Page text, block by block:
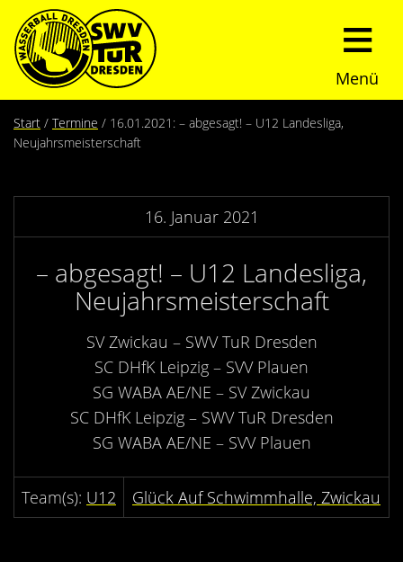
Menü
Start
Über uns
Trainingszeiten
Sommerturnier
Presseberichte
Fotos
Videos
Bekleidung
Termine
News
Nachwuchs
Fundraising
Kontakt
Start Termine
16.01.2021: – abgesagt! – U12 Landesliga,
Neujahrsmeisterschaft
16. Januar 2021
– abgesagt! – U12 Landesliga,
Neujahrsmeisterschaft
SV Zwickau – SWV TuR Dresden
SC DHfK Leipzig – SVV Plauen
SG WABA AE/NE – SV Zwickau
SC DHfK Leipzig – SWV TuR Dresden
SG WABA AE/NE – SVV Plauen
U12 Glück Auf Schwimmhalle, Zwickau